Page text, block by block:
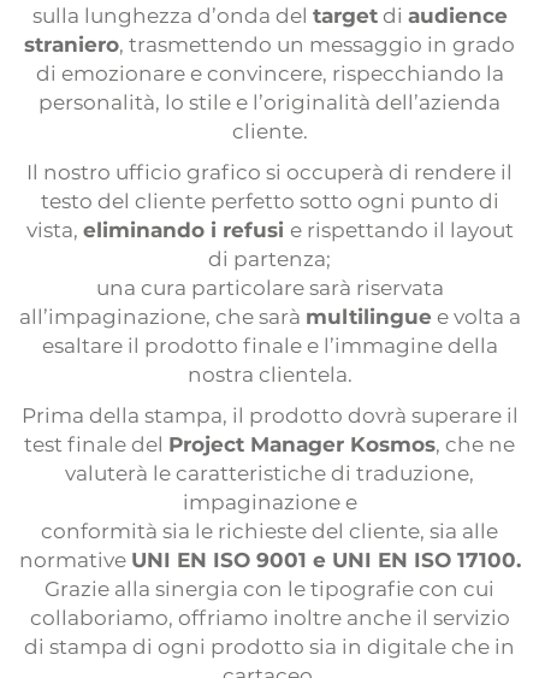
sulla lunghezza d’onda del targetdi audience
straniero, trasmettendo un messaggio in grado
di emozionare e convincere, rispecchiando la
personalità, lo stile e l’originalità dell’azienda
cliente.
Il nostro ufficio grafico si occuperà di rendere il
testo del cliente perfetto sotto ogni punto di
vista, eliminando i refusi e rispettando il layout
di partenza;
una cura particolare sarà riservata
all’impaginazione, che sarà multilingue e volta a
esaltare il prodotto finale e l’immagine della
nostra clientela.
Prima della stampa, il prodotto dovrà superare il
test finale del Project Manager Kosmos, che ne
valuterà le caratteristiche di traduzione,
impaginazione e
conformità sia le richieste del cliente, sia alle
normative UNI EN ISO 9001 e UNI EN ISO 17100.
Grazie alla sinergia con le tipografie con cui
collaboriamo, offriamo inoltre anche il servizio
di stampa di ogni prodotto sia in digitale che in